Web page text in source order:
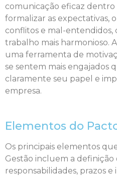
comunicação eficaz dentro
formalizar as expectativas,
conflitos e mal-
trabalho mais harmonioso.
uma ferramenta de
se sentem mais engajados
claramente seu papel e
empresa.
Elementos do
Os principais elementos
Gestão incluem a definição
responsabilidades, prazos e